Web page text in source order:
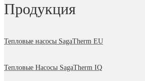
Продукция
Тепловые насосы SagaTherm EU
Тепловые Насосы SagaTherm IQ